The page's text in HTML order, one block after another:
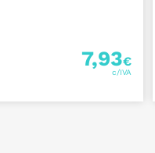
7,93€